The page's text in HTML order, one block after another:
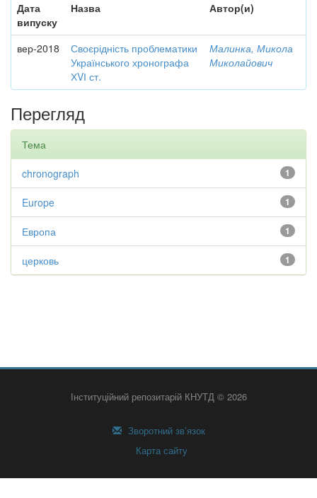
Дата
випуску
Назва Автор(и)
вер-2018
Своєрідність проблематики
Українського хронографа
ХVІ ст.
Малинка, Микола
Миколайович
Перегляд
Тема
1
chronograph
1
Europe
1
Европа
1
церковь
Інституційний репозитарій КНУТД © 2026
Зворотний зв’язок
Карта сайту